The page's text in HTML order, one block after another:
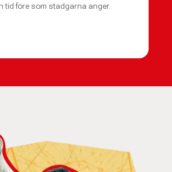
tid före som stadgarna anger.